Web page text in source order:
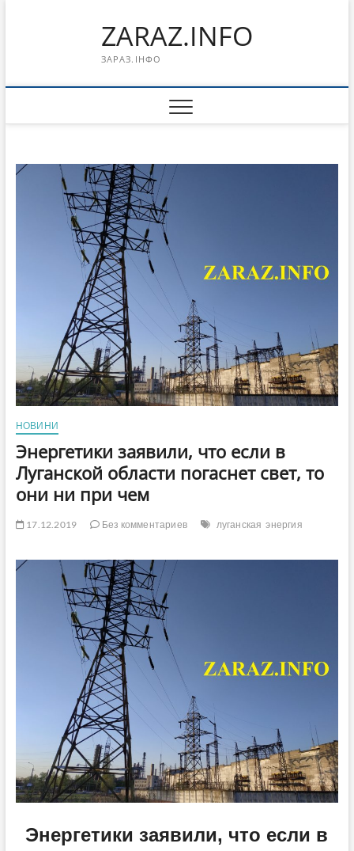
ZARAZ.INFO
ЗАРАЗ.ІНФО
НОВИНИ
Энергетики заявили, что если в
Луганской области погаснет свет, то
они ни при чем
17.12.2019 Без комментариев луганская энергия
Энергетики заявили, что если в